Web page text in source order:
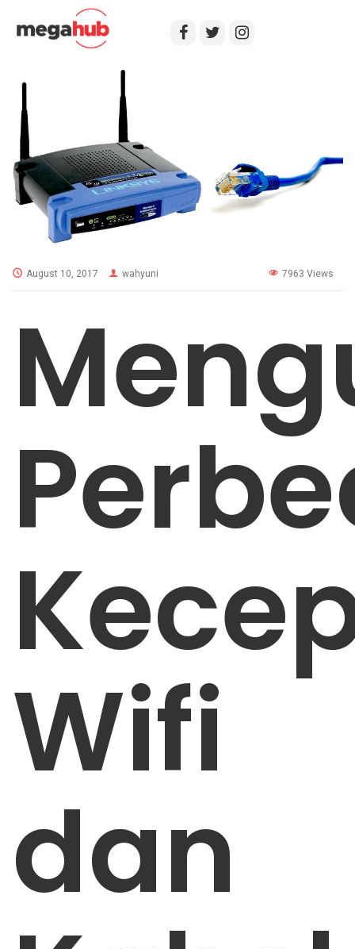
August 10, 2017 wahyuni 7963 Views
Wifi
dan